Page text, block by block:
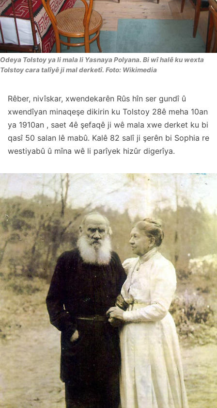
Odeya Tolstoy ya li mala li Yasnaya Polyana. Bi wî halê ku wexta
Tolstoy cara talîyê ji mal derketî. Foto: Wikimedia
Rêber, nivîskar, xwendekarên Rûs hîn ser gundî û
xwendîyan minaqeşe dikirin ku Tolstoy 28ê meha 10an
ya 1910an , saet 4ê şefaqê ji wê mala xwe derket ku bi
qasî 50 salan lê mabû. Kalê 82 salî ji şerên bi Sophia re
westiyabû û mîna wê li parîyek hizûr digerîya.